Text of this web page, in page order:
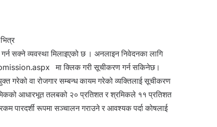
सक्ने व्यवस्था मिलाइएको छ । अनलाइन निवेदनका लागि
मा क्लिक गरी सूचीकरण गर्न सकिनेछ​।
गरेको वा रोजगार सम्बन्ध कायम गरेको व्यक्तिलाई सूचीकरण
आधारभूत तलबको २० प्रतिशत र श्रमिकले ११ प्रतिशत
पारदर्शी रूपमा सञ्चालन गराउने र आवश्यक पर्दा कोषलाई